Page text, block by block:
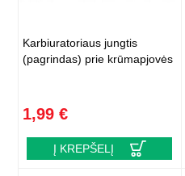
Karbiuratoriaus jungtis
(pagrindas) prie krūmapjovės
1,99 €
Į KREPŠELĮ